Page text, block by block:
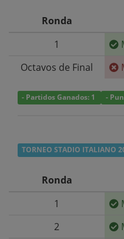
Ronda
1
Octavos de Final
- Partidos Ganados: 1 -
TORNEO STADIO ITALIANO
Ronda
1
2